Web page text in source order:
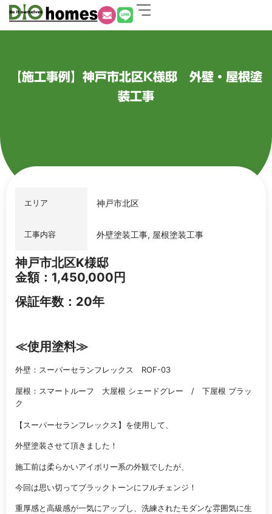
【施工事例】神戸市北区K様邸 外壁・屋根塗
装工事
エリア 神戸市北区
工事内容 外壁塗装工事, 屋根塗装工事
神戸市北区K様邸
金額：1,450,000円
保証年数：20年
≪使用塗料≫
外壁：スーパーセランフレックス ROF-03
屋根：スマートルーフ 大屋根 シェードグレー / 下屋根 ブラッ
ク
【スーパーセランフレックス】を使用して、
外壁塗装させて頂きました！
施工前は柔らかいアイボリー系の外観でしたが、
今回は思い切ってブラックトーンにフルチェンジ！
重厚感と高級感が一気にアップし、洗練されたモダンな雰囲気に生